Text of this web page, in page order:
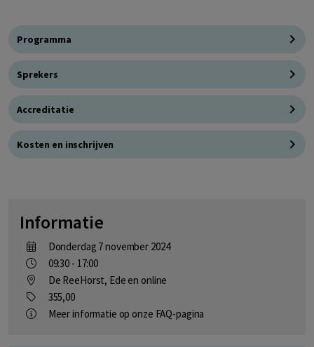
Programma
Sprekers
Accreditatie
Kosten en inschrijven
Informatie
donderdag 7 november 2024
09:30 - 17:00
De ReeHorst, Ede en online
355,00
Meer informatie op onze FAQ-pagina